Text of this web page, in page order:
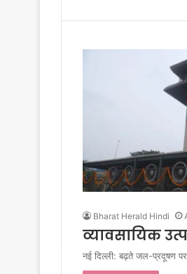
Bharat Herald Hindi
व्यावसायिक
नई दिल्ली: बढ़ते जल-प्रदूषण